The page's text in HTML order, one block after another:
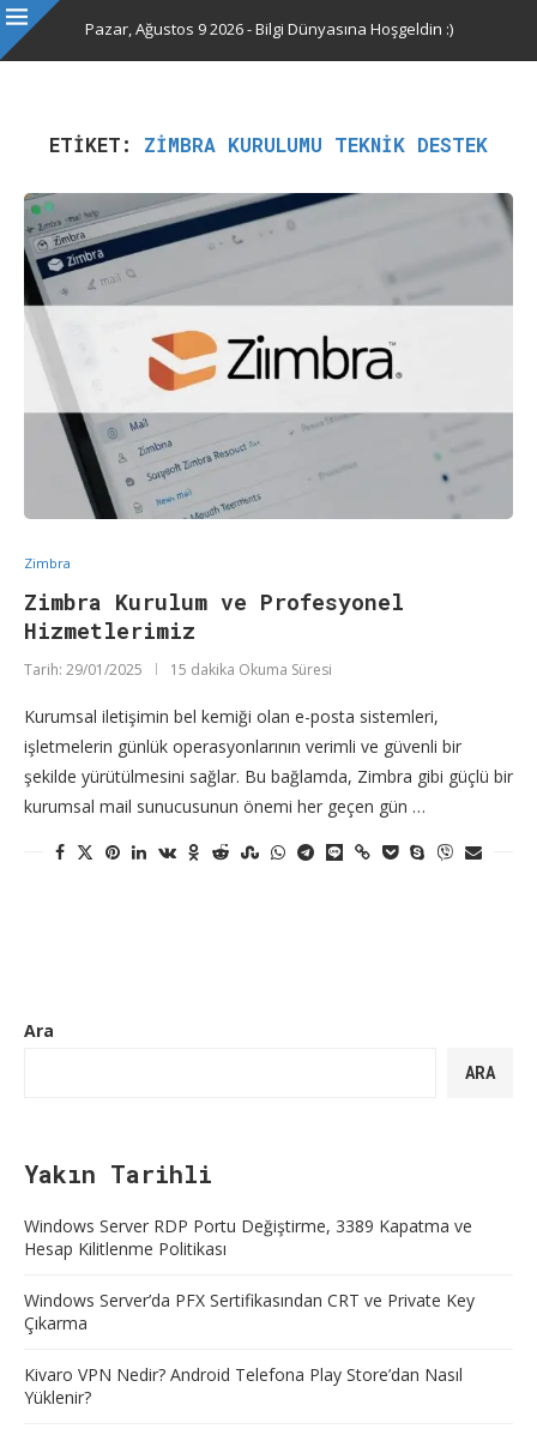
Pazar, Ağustos 9 2026 - Bilgi Dünyasına Hoşgeldin :)
ETIKET: ZIMBRA KURULUMU TEKNIK DESTEK
Zimbra
Zimbra Kurulum ve Profesyonel
Hizmetlerimiz
Tarih: 29/01/2025 15 dakika Okuma Süresi
Kurumsal iletişimin bel kemiği olan e-posta sistemleri,
işletmelerin günlük operasyonlarının verimli ve güvenli bir
şekilde yürütülmesini sağlar. Bu bağlamda, Zimbra gibi güçlü bir
kurumsal mail sunucusunun önemi her geçen gün …
Ara
ARA
Yakın Tarihli
Windows Server RDP Portu Değiştirme, 3389 Kapatma ve
Hesap Kilitlenme Politikası
Windows Server’da PFX Sertifikasından CRT ve Private Key
Çıkarma
Kivaro VPN Nedir? Android Telefona Play Store’dan Nasıl
Yüklenir?